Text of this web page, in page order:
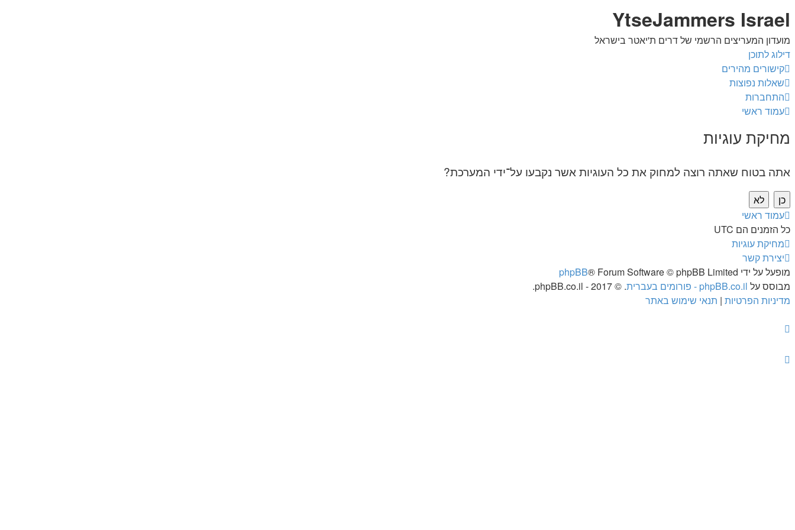
YtseJammers Israel
מועדון המעריצים הרשמי של דרים ת'יאטר בישראל
דילוג לתוכן
קישורים מהירים
שאלות נפוצות
התחברות
עמוד ראשי
מחיקת עוגיות
אתה בטוח שאתה רוצה למחוק את כל העוגיות אשר נקבעו על־ידי המערכת?
עמוד ראשי
כל הזמנים הם UTC
מחיקת עוגיות
יצירת קשר
מופעל על ידי
phpBB® Forum Software © phpBB Limited
מבוסס על phpBB.co.il - פורומים בעברית
. © 2017 - phpBB.co.il.
מדיניות הפרטיות | תנאי שימוש באתר